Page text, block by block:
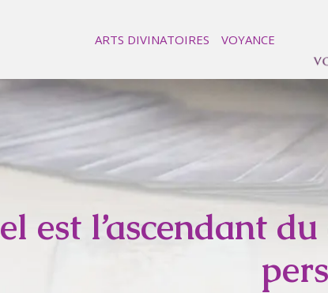
VOYANCE
ARTS DIVINATOIRES
est l’ascendant